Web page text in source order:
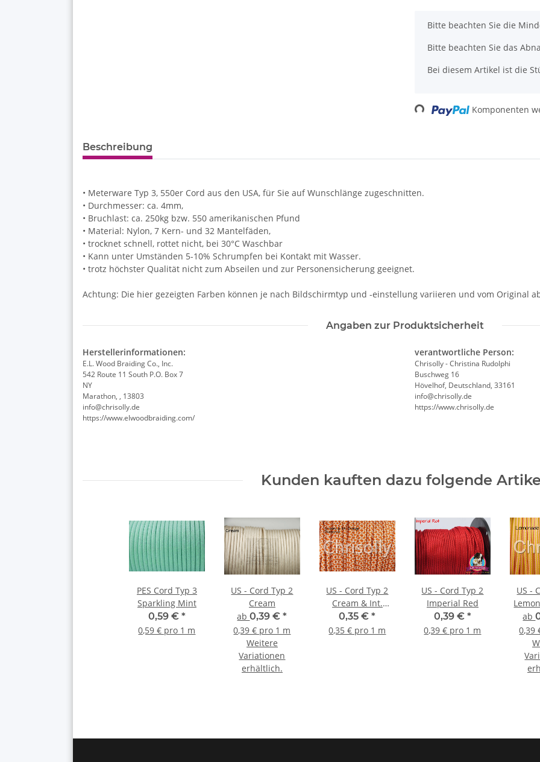
x
Bitte beachten Sie die
Bitte beachten Sie das
Bei diesem Artikel ist die
Loading... Komponenten
Beschreibung
• Meterware Typ 3, 550er Cord aus den USA, für Sie auf Wunschlänge zugeschnitten.
• Durchmesser: ca. 4mm,
• Bruchlast: ca. 250kg bzw. 550 amerikanischen Pfund
• Material: Nylon, 7 Kern- und 32 Mantelfäden,
• trocknet schnell, rottet nicht, bei 30°C Waschbar
• Kann unter Umständen 5-10% Schrumpfen bei Kontakt mit Wasser.
• trotz höchster Qualität nicht zum Abseilen und zur Personensicherung geeignet.
Achtung: Die hier gezeigten Farben können je nach Bildschirmtyp und -einstellung variieren und vom Original
Angaben zur Produktsicherheit
Herstellerinformationen:
E.L. Wood Braiding Co., Inc.
542 Route 11 South P.O. Box 7
NY
Marathon, , 13803
info@chrisolly.de
https://www.elwoodbraiding.com/
verantwortliche Person:
Chrisolly - Christina Rudolphi
Buschweg 16
Hövelhof, Deutschland, 33161
info@chrisolly.de
https://www.chrisolly.de
Kunden kauften dazu folgende
PES Cord Typ 3
Sparkling Mint
0,59 € *
0,59 € pro 1 m
US - Cord Typ 2
Cream
ab0,39 €*
0,39 € pro 1 m
Weitere
Variationen
erhältlich.
US - Cord Typ 2
Cream & Int.
Orange Diamonds
0,35 €*
0,35 € pro 1 m
US - Cord Typ 2
Imperial Red
0,39 € *
0,39 € pro 1 m
US -
ab
0,39